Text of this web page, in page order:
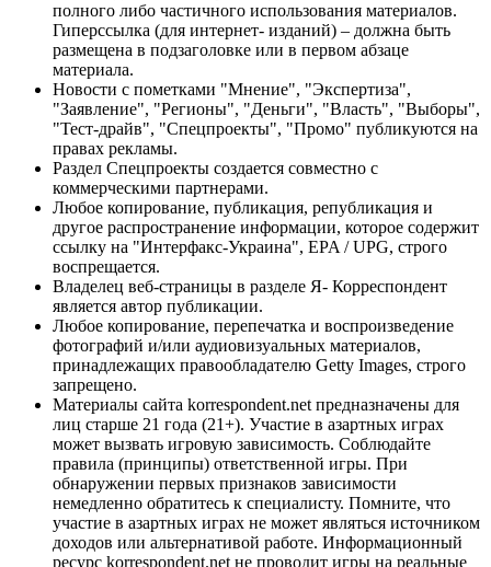
полного либо частичного использования материалов.
Гиперссылка (для интернет- изданий) – должна быть
размещена в подзаголовке или в первом абзаце
материала.
Новости с пометками "Мнение", "Экспертиза",
"Заявление", "Регионы", "Деньги", "Власть", "Выборы",
"Тест-драйв", "Спецпроекты", "Промо" публикуются на
правах рекламы.
Раздел Спецпроекты создается совместно с
коммерческими партнерами.
Любое копирование, публикация, републикация и
другое распространение информации, которое содержит
ссылку на "Интерфакс-Украина", EPA / UPG, строго
воспрещается.
Владелец веб-страницы в разделе Я- Корреспондент
является автор публикации.
Любое копирование, перепечатка и воспроизведение
фотографий и/или аудиовизуальных материалов,
принадлежащих правообладателю Getty Images, строго
запрещено.
Материалы сайта korrespondent.net предназначены для
лиц старше 21 года (21+). Участие в азартных играх
может вызвать игровую зависимость. Соблюдайте
правила (принципы) ответственной игры. При
обнаружении первых признаков зависимости
немедленно обратитесь к специалисту. Помните, что
участие в азартных играх не может являться источником
доходов или альтернативой работе. Информационный
ресурс korrespondent.net не проводит игры на реальные